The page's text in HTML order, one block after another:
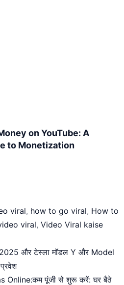
on YouTube: A
to Monetization
viral, how to go viral, How to
viral, Video Viral kaise
और टेस्ला मॉडल Y और Model
Online:कम पूंजी से शुरू करें: घर बैठे